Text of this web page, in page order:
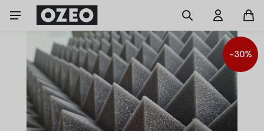
-30%